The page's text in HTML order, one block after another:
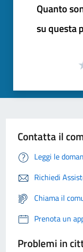
Quanto
su questa
Contatta il
Leggi le
Richiedi
Chiama il
Prenota un
Problemi in